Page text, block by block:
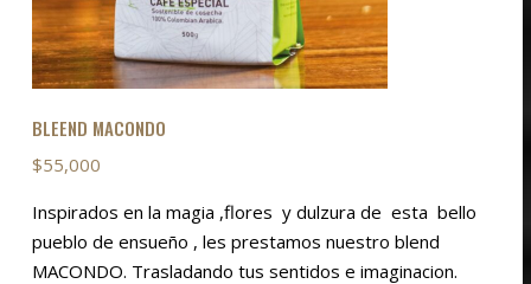
BLEEND MACONDO
$55,000
Inspirados en la magia ,flores y dulzura de esta bello
pueblo de ensueño , les prestamos nuestro blend
MACONDO. Trasladando tus sentidos e imaginacion.
$88,000
variantes.
Las
opciones
la
página
en
página